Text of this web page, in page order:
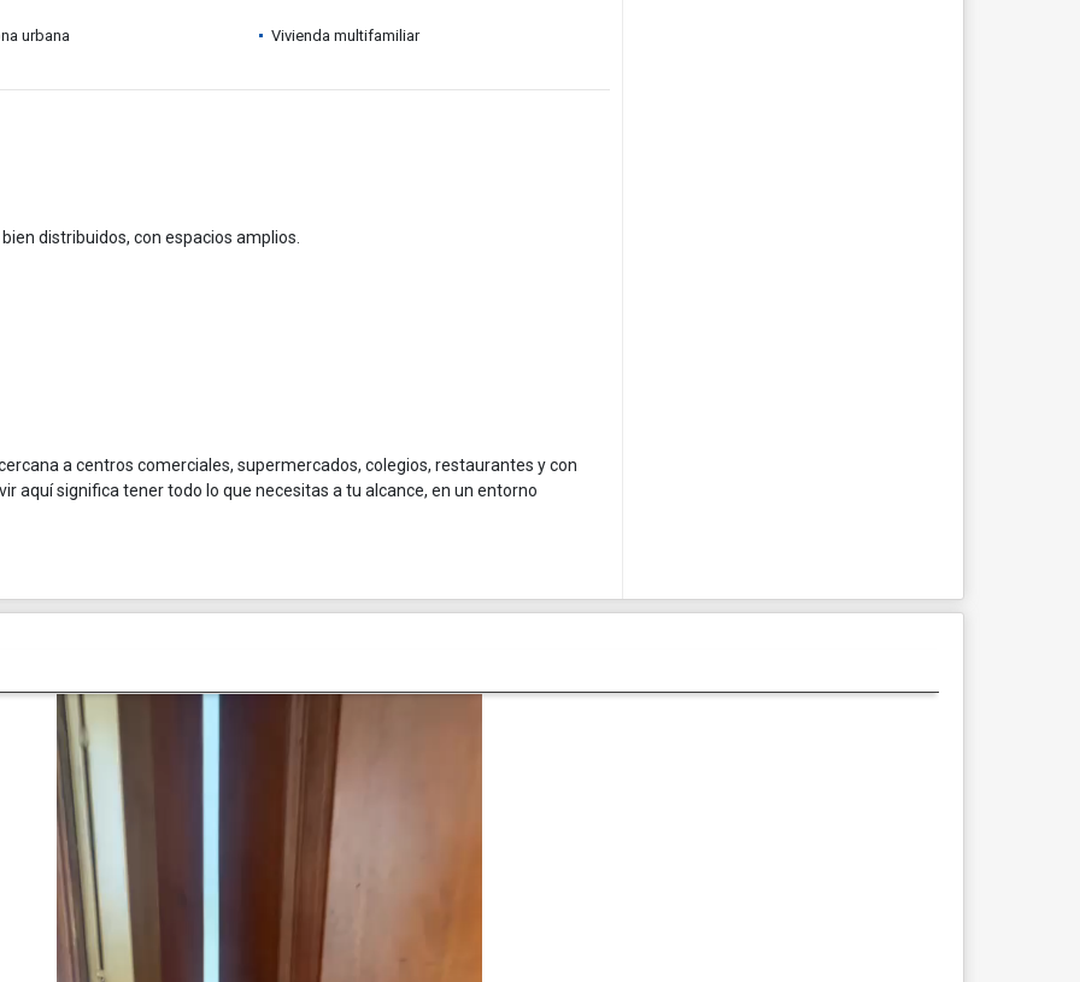
urbana Vivienda multifamiliar
distribuidos, con espacios amplios.
a centros comerciales, supermercados, colegios, restaurantes y con
aquí significa tener todo lo que necesitas a tu alcance, en un entorno